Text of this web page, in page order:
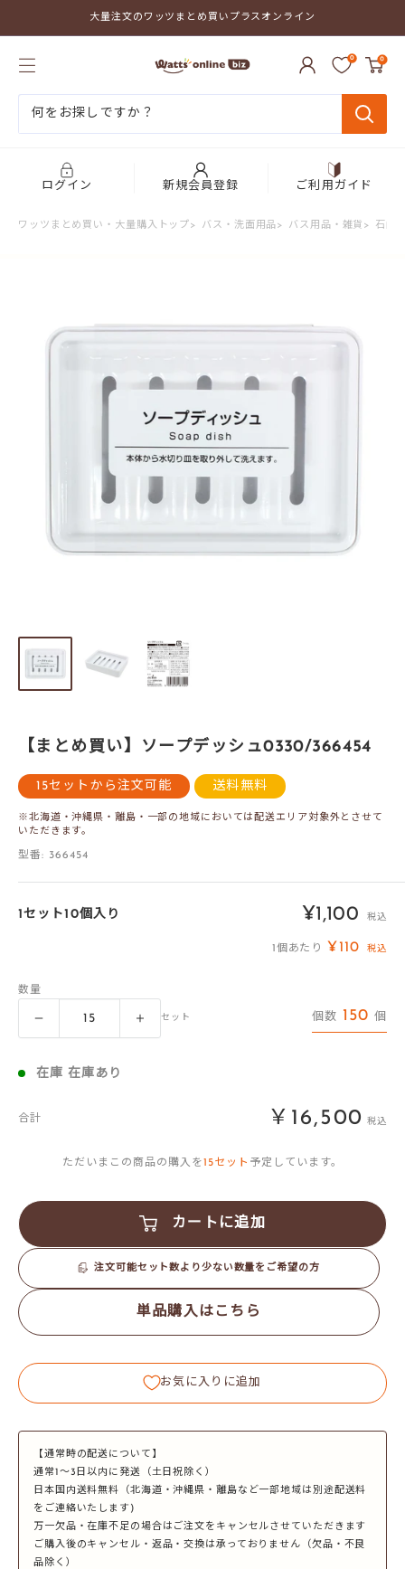
テ
大量注文のワッツまとめ買いプラスオンライン
ッ
と
め
ス
0 0
ログイン 新規会員登録 ご利用ガイド
ワッツまとめ買い・大量購入トップ > バス・洗面用品> バス用品・雑貨 > 石鹸
【まとめ買い】ソープデッシュ0330/366454
15セットから注文可能 送料無料
※北海道・沖縄県・離島・一部の地域においては配送エリア対象外とさせて
いただきます。
型番: 366454
1セット10個入り
販
売
¥1,100 税込
1個あたり ¥110 税込
数量
セット 個数 150 個
在庫 在庫あり
合計 ￥16,500 税込
ただいまこの商品の購入を15セット 予定しています。
カートに追加
注文可能セット数より少ない数量をご希望の方
単品購入はこちら
お気に入りに追加
【通常時の配送について】
通常1～3日以内に発送（土日祝除く）
日本国内送料無料（北海道・沖縄県・離島など一部地域は別途配送料
をご連絡いたします)
万一欠品・在庫不足の場合はご注文をキャンセルさせていただきます
ご購入後のキャンセル・返品・交換は承っておりません（欠品・不良
品除く）